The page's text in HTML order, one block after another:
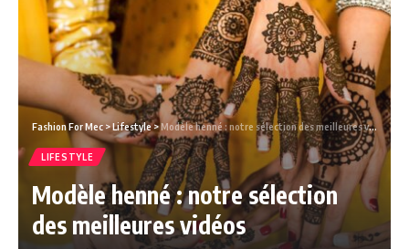
Fashion For Mec>Lifestyle>Modèle henné : notre sélection des meilleures vidéos
LIFESTYLE
Modèle henné : notre sélection
des meilleures vidéos